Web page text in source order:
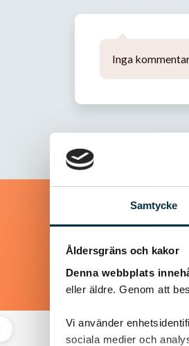
Samtycke
Åldersgräns och kakor
Denna webbplats
eller äldre. Genom att
Vi använder
sociala medier och
Inga